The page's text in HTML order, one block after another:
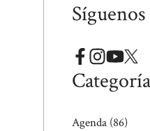
Síguenos
Agenda (86)